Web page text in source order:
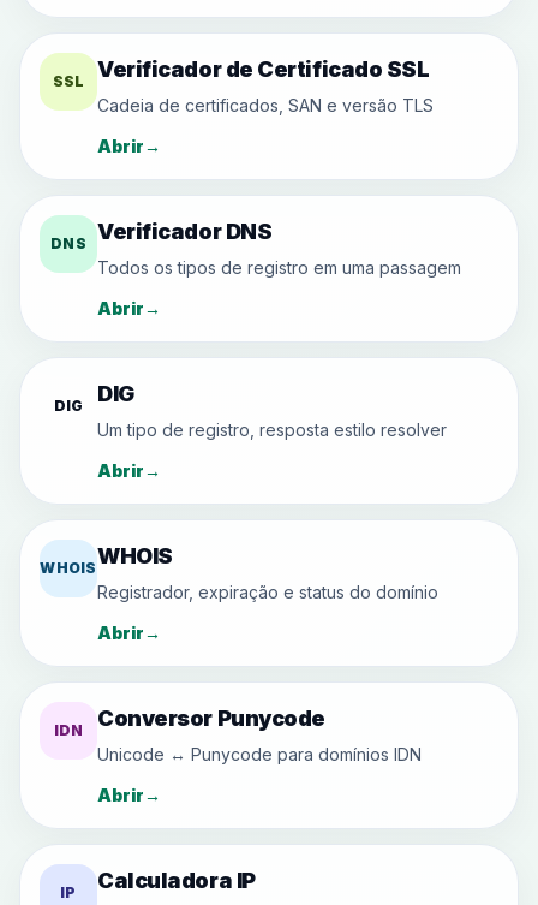
SSL Verificador de Certificado SSL
Cadeia de certificados, SAN e versão TLS
Abrir→
DNS Verificador DNS
Todos os tipos de registro em uma passagem
Abrir→
DIG DIG
Um tipo de registro, resposta estilo resolver
Abrir→
WHOISWHOIS
Registrador, expiração e status do domínio
Abrir→
IDN Conversor Punycode
Unicode ↔ Punycode para domínios IDN
Abrir→
IP Calculadora IP